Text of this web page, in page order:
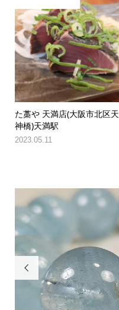
た藁や 天満店(大阪市北区天
神橋)天満駅
2023.05.11
